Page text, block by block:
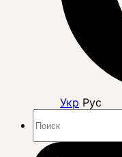
Укр Рус